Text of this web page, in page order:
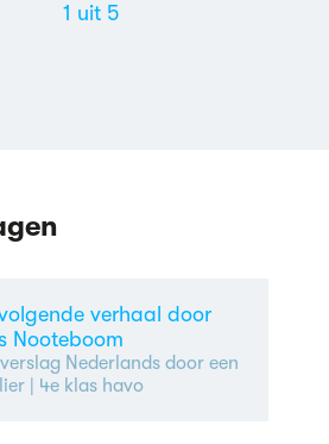
1 uit 5
verhaal door
Nooteboom
Nederlands door een
| 4e klas havo